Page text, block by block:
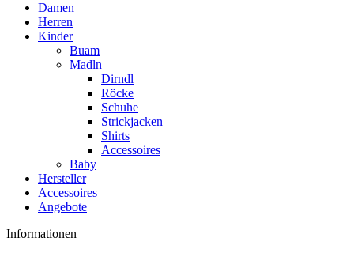
Damen
Herren
Kinder
Buam
Madln
Dirndl
Röcke
Schuhe
Strickjacken
Shirts
Accessoires
Baby
Hersteller
Accessoires
Angebote
Informationen